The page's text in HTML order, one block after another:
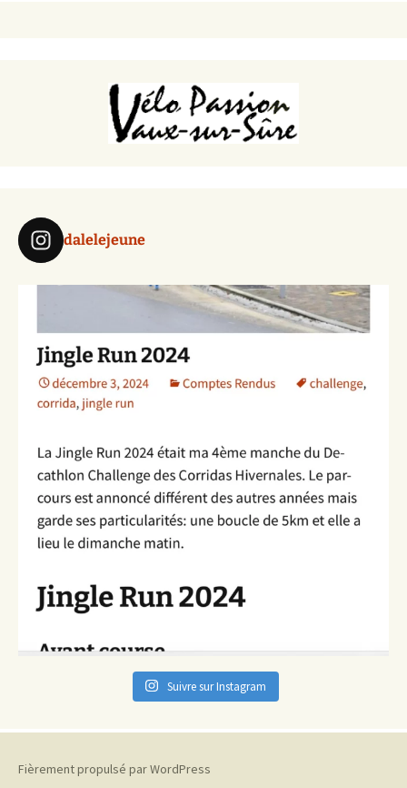
dalelejeune
Suivre sur Instagram
Fièrement propulsé par WordPress